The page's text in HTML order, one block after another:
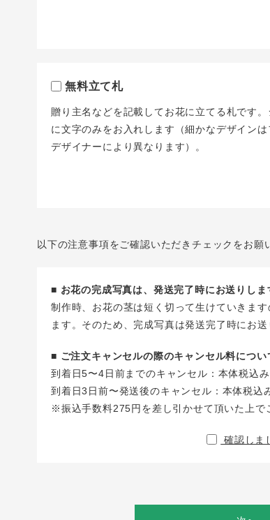
無料立て札
贈り主名などを記載してお花に立てる札です。
に文字のみをお入れします（細かなデザインは
デザイナーにより異なります）。
以下の注意事項をご確認いただきチェックをお願
■ お花の完成写真は、発送完了時にお送りしま
制作時、お花の茎は短く切って生けていきま
ます。そのため、完成写真は発送完了時にお送
■ ご注文キャンセルの際のキャンセル料につい
到着日5〜4日前までのキャンセル：本体税込
到着日3日前〜発送後のキャンセル：本体税込
※振込手数料275円を差し引かせて頂いた上で
確認しま